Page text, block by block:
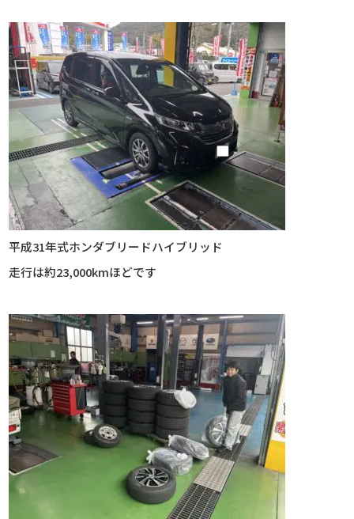
平成31年式ホンダブリードハイブリッド
走行は約23,000kmほどです